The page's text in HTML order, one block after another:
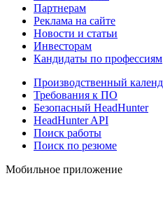
Партнерам
Реклама на сайте
Новости и статьи
Инвесторам
Кандидаты по профессиям
Производственный
Требования к ПО
Безопасный HeadHunter
HeadHunter API
Поиск работы
Поиск по резюме
Мобильное приложение